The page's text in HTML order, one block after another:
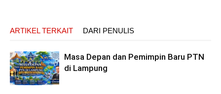
ARTIKEL TERKAIT DARI PENULIS
Masa Depan dan Pemimpin Baru PTN
di Lampung